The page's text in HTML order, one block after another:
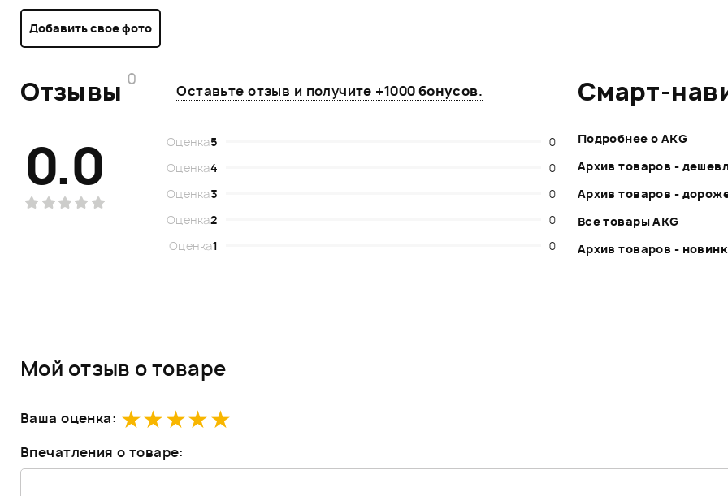
Добавить свое фото
Отзывы 0
Оставьте отзыв и получите +1000 бонусов.
0.0 Оценка5
0
Оценка4
0
Оценка3
0
Оценка2
0
Оценка1 0
Смарт-
Подробнее о AKG
Архив товаров -
Архив товаров -
Все товары AKG
Архив товаров -
Мой отзыв о товаре
Ваша оценка:
Впечатления о товаре: